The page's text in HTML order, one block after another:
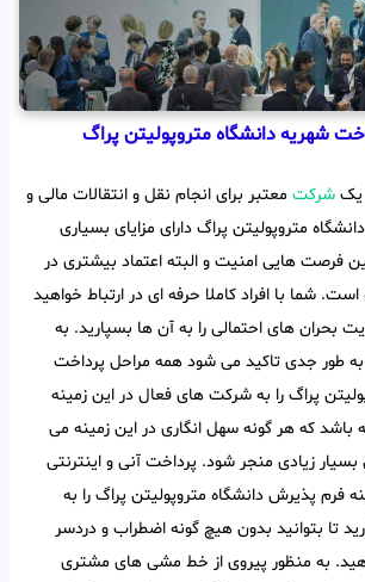
شهریه دانشگاه متروپولیتن پراگ
یک شرکت معتبر برای انجام نقل و انتقالات مالی و
متروپولیتن پراگ دارای مزایای بسیاری
فرصت هایی امنیت و البته اعتماد بیشتری در
است. شما با افراد کاملا حرفه ای در ارتباط خواهید
بحران های احتمالی را به آن ها بسپارید. به
طور جدی تاکید می شود همه مراحل پرداخت
پراگ را به شرکت های فعال در این زمینه
باشد که هر گونه سهل انگاری در این زمینه می
زیادی منجر شود. پرداخت آنی و اینترنتی
فرم پذیرش دانشگاه متروپولیتن پراگ را به
تا بتوانید بدون هیچ گونه اضطراب و دردسر
دهید. به منظور پیروی از خط مشی های مشتری